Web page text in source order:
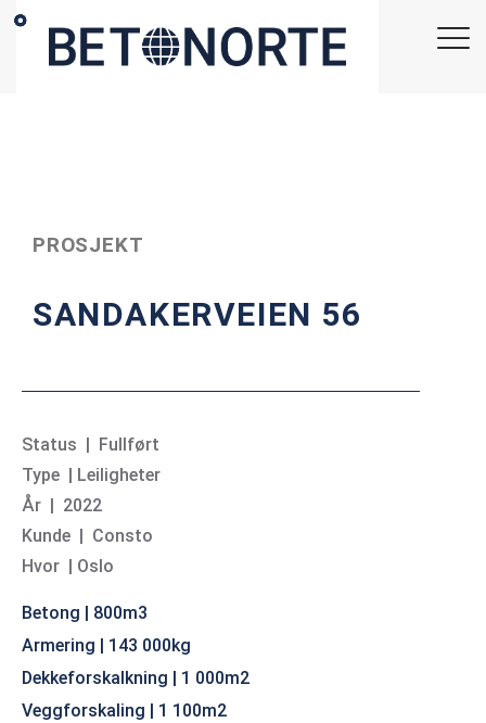
PROSJEKT
SANDAKERVEIEN 56
Status | Fullført
Type | Leiligheter
År | 2022
Kunde | Consto
Hvor | Oslo
Betong | 800m3
Armering | 143 000kg
Dekkeforskalkning | 1 000m2
Veggforskaling | 1 100m2